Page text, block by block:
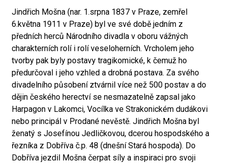
Jindřich Mošna (nar. 1.srpna 1837 v Praze, zemřel
6.května 1911 v Praze) byl ve své době jedním z
předních herců Národního divadla v oboru vážných
charakterních rolí i rolí veseloherních. Vrcholem jeho
tvorby pak byly postavy tragikomické, k čemuž ho
předurčoval i jeho vzhled a drobná postava. Za svého
divadelního působení ztvárnil více než 500 postav a do
dějin českého herectví se nesmazatelně zapsal jako
Harpagon v Lakomci, Vocílka ve Strakonickém dudákovi
nebo principál v Prodané nevěstě. Jindřich Mošna byl
ženatý s Josefínou Jedličkovou, dcerou hospodského a
řezníka z Dobříva č.p. 48 (dnešní Stará hospoda). Do
Dobříva jezdil Mošna čerpat síly a inspiraci pro svoji